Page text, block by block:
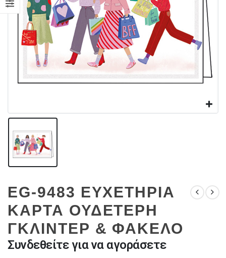
EG-9483 ΕΥΧΕΤΗΡΙΑ
ΚΑΡΤΑ ΟΥΔΕΤΕΡΗ
ΓΚΛΙΝΤΕΡ & ΦΑΚΕΛΟ
Συνδεθείτε για να αγοράσετε